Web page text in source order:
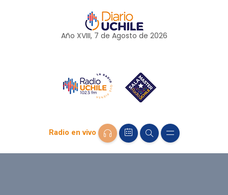
Año XVIII, 7 de Agosto de 2026
Radio en vivo